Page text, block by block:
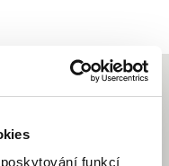
funkcí